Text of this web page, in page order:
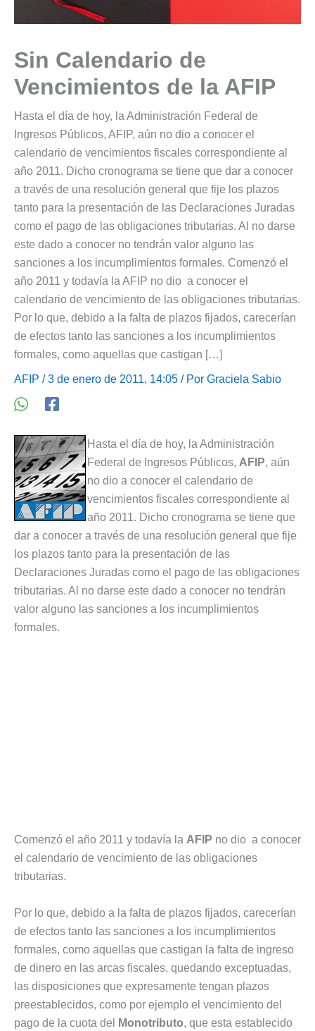
Sin Calendario de
Vencimientos de la AFIP
Hasta el día de hoy, la Administración Federal de
Ingresos Públicos, AFIP, aún no dio a conocer el
calendario de vencimientos fiscales correspondiente al
año 2011. Dicho cronograma se tiene que dar a conocer
a través de una resolución general que fije los plazos
tanto para la presentación de las Declaraciones Juradas
como el pago de las obligaciones tributarias. Al no darse
este dado a conocer no tendrán valor alguno las
sanciones a los incumplimientos formales. Comenzó el
año 2011 y todavía la AFIP no dio a conocer el
calendario de vencimiento de las obligaciones tributarias.
Por lo que, debido a la falta de plazos fijados, carecerían
de efectos tanto las sanciones a los incumplimientos
formales, como aquellas que castigan […]
AFIP / 3 de enero de 2011, 14:05 / Por Graciela Sabio
Hasta el día de hoy, la Administración
Federal de Ingresos Públicos, AFIP, aún
no dio a conocer el calendario de
vencimientos fiscales correspondiente al
año 2011. Dicho cronograma se tiene que
dar a conocer a través de una resolución general que fije
los plazos tanto para la presentación de las
Declaraciones Juradas como el pago de las obligaciones
tributarias. Al no darse este dado a conocer no tendrán
valor alguno las sanciones a los incumplimientos
formales.
Comenzó el año 2011 y todavía la AFIP no dio a conocer
el calendario de vencimiento de las obligaciones
tributarias.
Por lo que, debido a la falta de plazos fijados, carecerían
de efectos tanto las sanciones a los incumplimientos
formales, como aquellas que castigan la falta de ingreso
de dinero en las arcas fiscales, quedando exceptuadas,
las disposiciones que expresamente tengan plazos
preestablecidos, como por ejemplo el vencimiento del
pago de la cuota del
Monotributo, que esta establecido